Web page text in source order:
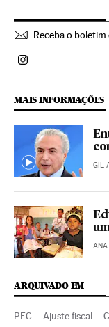
Receba o boletim
Politica El País
MAIS INFORMAÇÕES
GIL
ANA
ARQUIVADO EM
PEC Ajuste fiscal